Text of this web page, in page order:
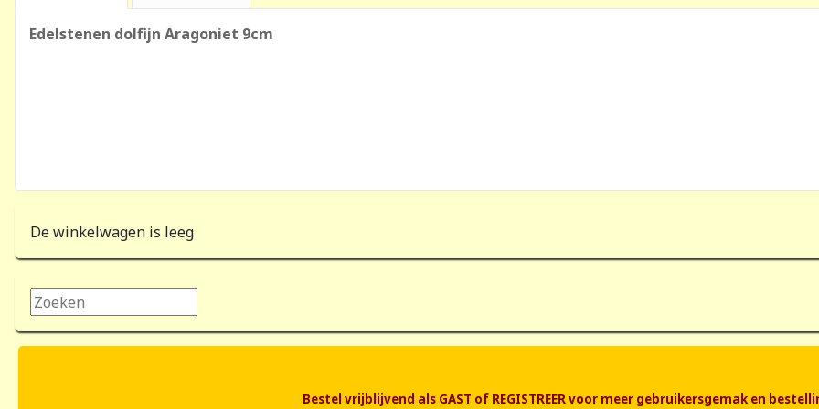
Edelstenen dolfijn Aragoniet 9cm
De winkelwagen is leeg
Zoeken...
Bestel vrijblijvend als GAST of REGISTREER voor meer gebruikersgemak en